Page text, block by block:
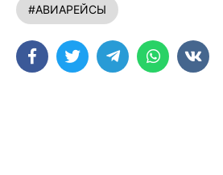
#АВИАРЕЙСЫ